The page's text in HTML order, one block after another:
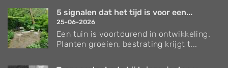
5 signalen dat het tijd is voor een...
25-06-2026
Een tuin is voortdurend in ontwikkeling.
Planten groeien, bestrating krijgt t...